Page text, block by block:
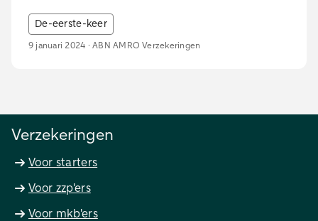
De-eerste-keer
9 januari 2024 · ABN AMRO Verzekeringen
Verzekeringen
Voor starters
Voor zzp'ers
Voor mkb'ers